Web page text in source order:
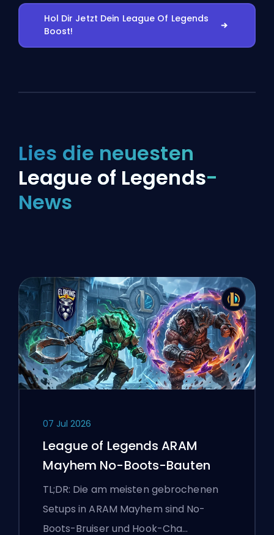
Hol Dir Jetzt Dein League Of Legends
Boost!
Lies die neuesten
League of Legends-
News
07 Jul 2026
League of Legends ARAM
Mayhem No-Boots-Bauten
TL;DR: Die am meisten gebrochenen
Setups in ARAM Mayhem sind No-
Boots-Bruiser und Hook-Cha…